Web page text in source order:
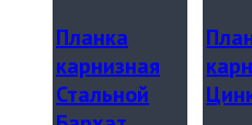
Планка
карнизная
Стальной